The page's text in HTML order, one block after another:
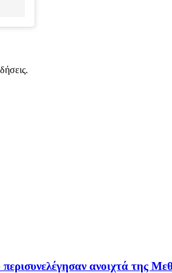
περισυνελέγησαν ανοιχτά